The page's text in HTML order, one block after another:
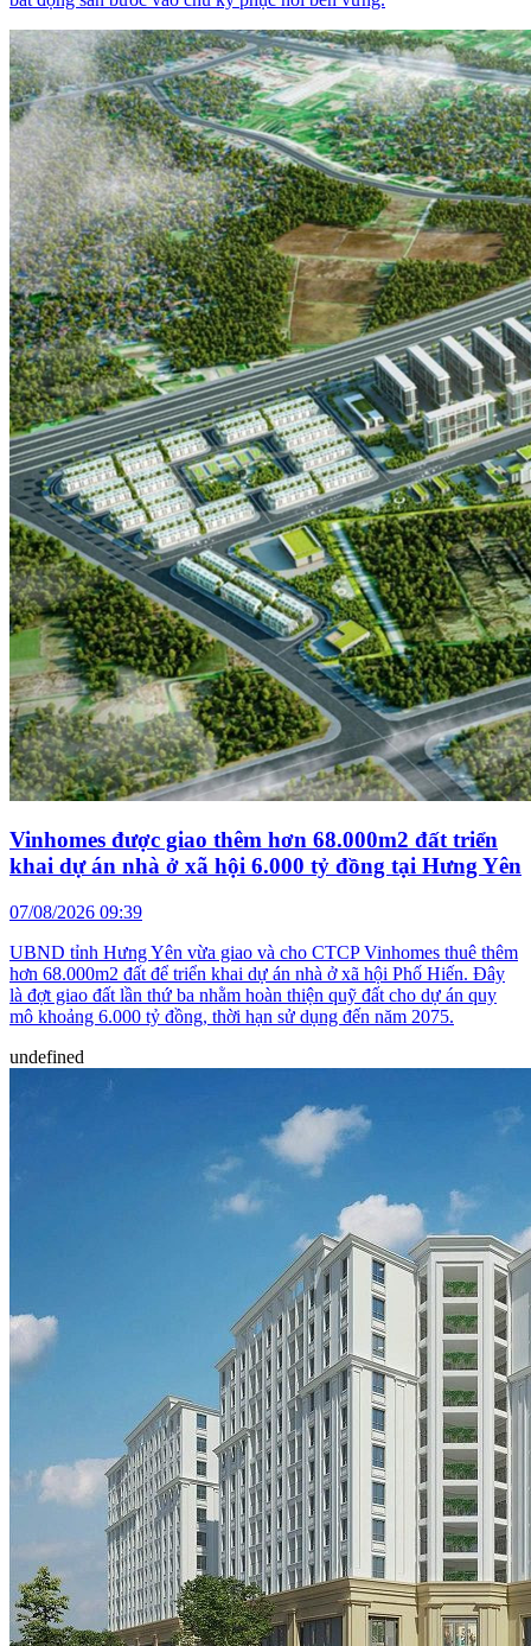
Vinhomes được giao thêm hơn 68.000m2 đất triển
khai dự án nhà ở xã hội 6.000 tỷ đồng tại Hưng Yên
07/08/2026 09:39
UBND tỉnh Hưng Yên vừa giao và cho CTCP Vinhomes thuê thêm
hơn 68.000m2 đất để triển khai dự án nhà ở xã hội Phố Hiến. Đây
là đợt giao đất lần thứ ba nhằm hoàn thiện quỹ đất cho dự án quy
mô khoảng 6.000 tỷ đồng, thời hạn sử dụng đến năm 2075.
undefined